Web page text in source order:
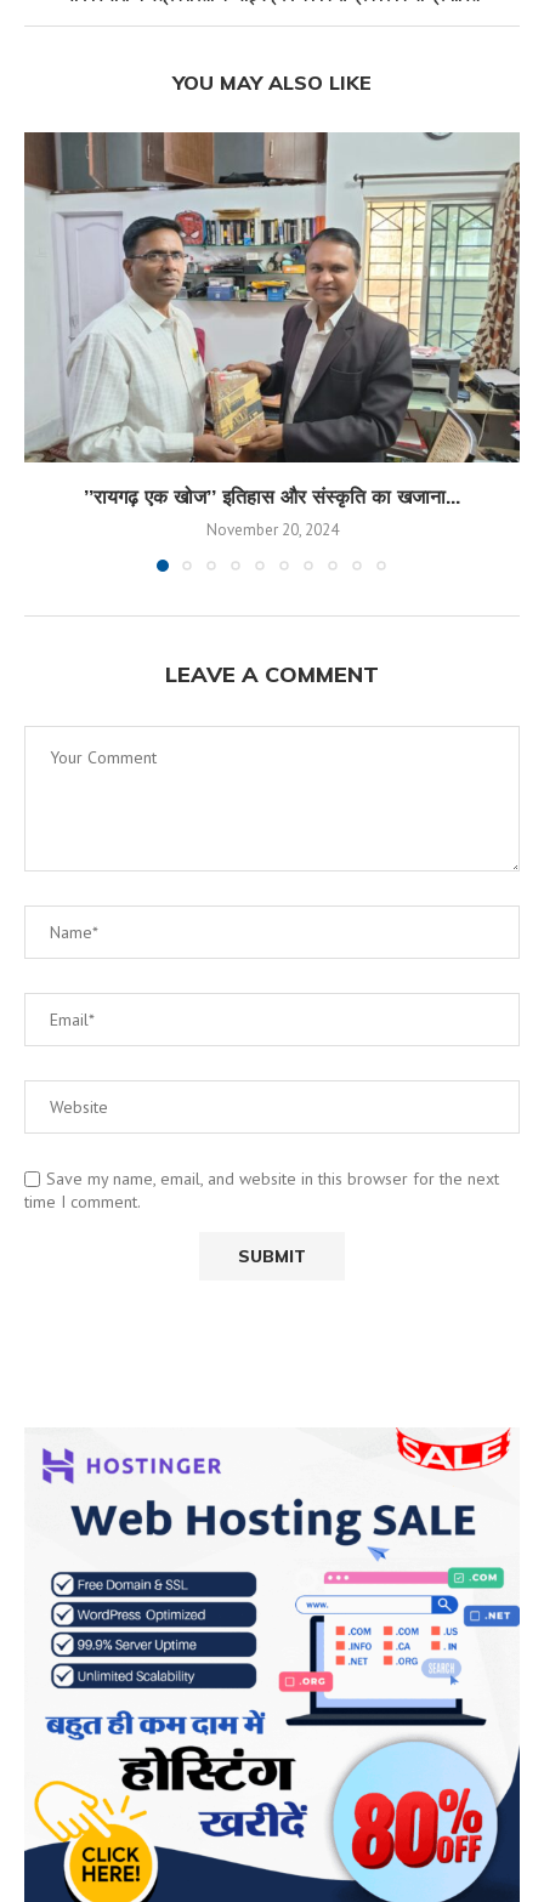
YOU MAY ALSO LIKE
’’रायगढ़ एक खोज’’ इतिहास और संस्कृति का खजाना...
November 20, 2024
LEAVE A COMMENT
Save my name, email, and website in this browser for the next
time I comment.